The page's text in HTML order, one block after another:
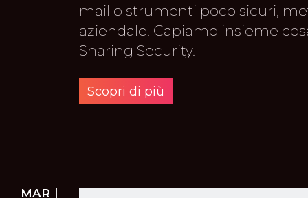
mail o strumenti poco sicuri,
aziendale. Capiamo insieme
Sharing Security.
Scopri di più
MAR